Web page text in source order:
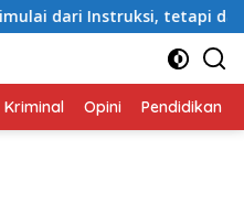
dari Cara Berbicara
Kriminal Opini Pendidikan